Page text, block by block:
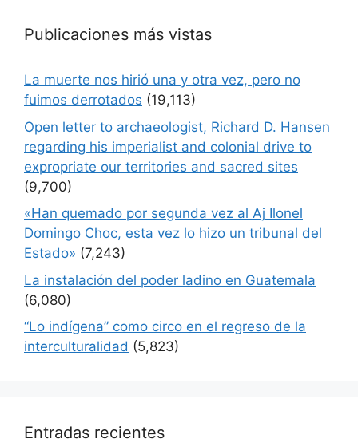
Publicaciones más vistas
La muerte nos hirió una y otra vez, pero no
fuimos derrotados (19,113)
Open letter to archaeologist, Richard D. Hansen
regarding his imperialist and colonial drive to
expropriate our territories and sacred sites
(9,700)
«Han quemado por segunda vez al Aj Ilonel
Domingo Choc, esta vez lo hizo un tribunal del
Estado» (7,243)
La instalación del poder ladino en Guatemala
(6,080)
“Lo indígena” como circo en el regreso de la
interculturalidad (5,823)
Entradas recientes